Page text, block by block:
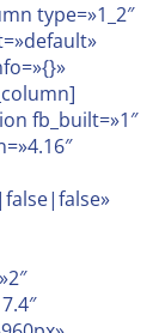
type=»1_2″
fb_built=»1″